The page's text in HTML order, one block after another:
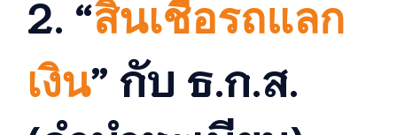
2. “สินเชื่อรถแลก
เงิน” กับ ธ.ก.ส.